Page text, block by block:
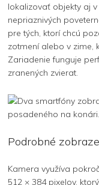
lokalizovať objekty aj
nepriaznivých
pre tých, ktorí chcú
zotmení alebo v zime,
Zariadenie funguje
zranených zvierat.
Podrobné
Kamera využíva
512 × 384 pixelov,